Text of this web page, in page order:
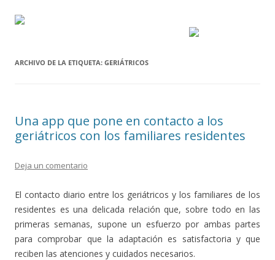
ARCHIVO DE LA ETIQUETA: GERIÁTRICOS
Una app que pone en contacto a los
geriátricos con los familiares residentes
Deja un comentario
El contacto diario entre los geriátricos y los familiares de los
residentes es una delicada relación que, sobre todo en las
primeras semanas, supone un esfuerzo por ambas partes
para comprobar que la adaptación es satisfactoria y que
reciben las atenciones y cuidados necesarios.